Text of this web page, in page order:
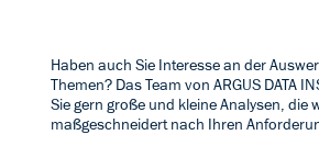
Haben auch Sie Interesse an der
Themen? Das Team von ARGUS DATA
Sie gern große und kleine Analysen, die
maßgeschneidert nach Ihren